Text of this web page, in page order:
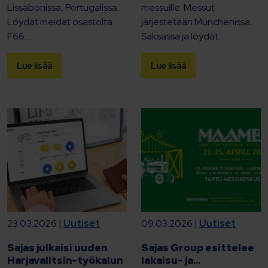
Lissabonissa, Portugalissa.
Löydät meidät osastolta
F66....
Lue lisää
messuille. Messut
järjestetään Münchenissä,
Saksassa ja löydät...
Lue lisää
23.03.2026 | Uutiset
Sajas julkaisi uuden
Harjavalitsin-työkalun
09.03.2026 | Uutiset
Sajas Group esittelee
lakaisu- ja...